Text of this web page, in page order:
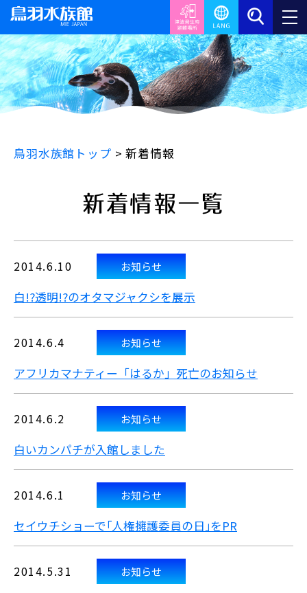
鳥羽水族館トップ >新着情報
新着情報一覧
2014.6.10 お知らせ
白!?透明!?のオタマジャクシを展示
2014.6.4 お知らせ
アフリカマナティー「はるか」死亡のお知らせ
2014.6.2 お知らせ
白いカンパチが入館しました
2014.6.1 お知らせ
セイウチショーで｢人権擁護委員の日｣をPR
2014.5.31 お知らせ